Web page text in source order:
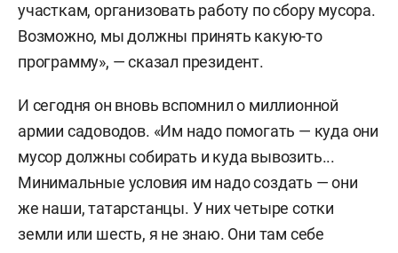
участкам, организовать работу по сбору мусора.
Возможно, мы должны принять какую-то
программу», — сказал президент.
И сегодня он вновь вспомнил о миллионной
армии садоводов. «Им надо помогать — куда они
мусор должны собирать и куда вывозить...
Минимальные условия им надо создать — они
же наши, татарстанцы. У них четыре сотки
земли или шесть, я не знаю. Они там себе